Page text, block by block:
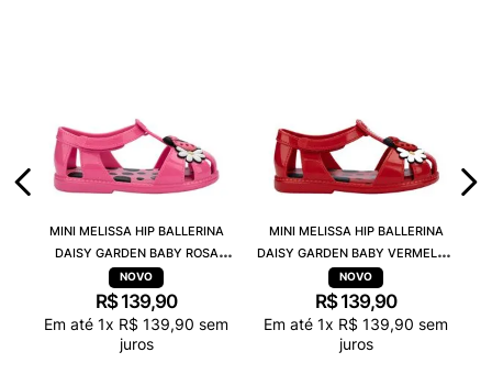
MINI MELISSA HIP BALLERINA
DAISY GARDEN BABY ROSA
PRETO 38115
R$ 139,90
Em até 1x R$ 139,90 sem
juros
MINI MELISSA HIP BALLERINA
DAISY GARDEN BABY VERMELHO
PRETO 38115
R$ 139,90
Em até 1x R$ 139,90 sem
juros